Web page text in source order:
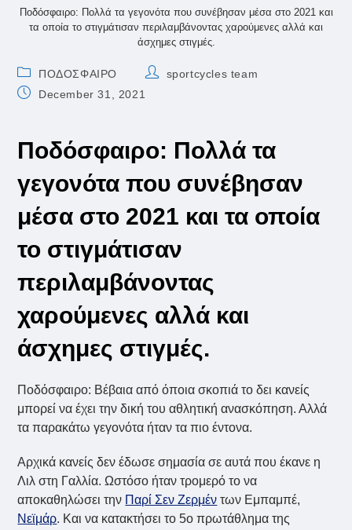
Ποδόσφαιρο: Πολλά τα γεγονότα που συνέβησαν μέσα στο 2021 και
τα οποία το στιγμάτισαν περιλαμβάνοντας χαρούμενες αλλά και
άσχημες στιγμές.
Post
category:
ΠΟΔΟΣΦΑΙΡΟ
Postsportcycles team
PostDecember 31, 2021
Ποδόσφαιρο: Πολλά τα
γεγονότα που συνέβησαν
μέσα στο 2021 και τα οποία
το στιγμάτισαν
περιλαμβάνοντας
χαρούμενες αλλά και
άσχημες στιγμές.
Ποδόσφαιρο: Βέβαια από όποια σκοπιά το δει κανείς
μπορεί να έχει την δική του αθλητική ανασκόπηση. Αλλά
τα παρακάτω γεγονότα ήταν τα πιο έντονα.
Αρχικά κανείς δεν έδωσε σημασία σε αυτά που έκανε η
Λιλ στη Γαλλία. Ωστόσο ήταν τρομερό το να
αποκαθηλώσει την Παρί Σεν Ζερμέν των Εμπαμπέ,
Νεϊμάρ. Και να κατακτήσει το 5ο πρωτάθλημα της